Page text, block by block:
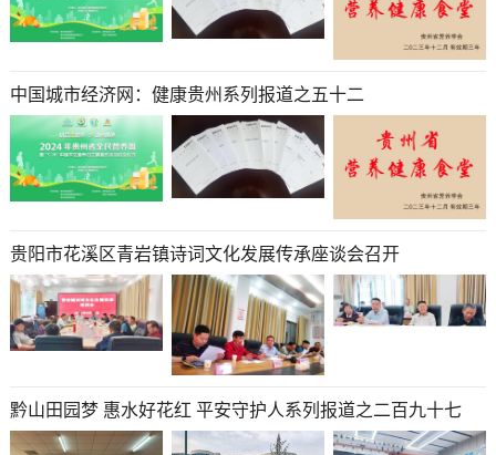
中国城市经济网：健康贵州系列报道之五十二
贵阳市花溪区青岩镇诗词文化发展传承座谈会召开
黔山田园梦 惠水好花红 平安守护人系列报道之二百九十七